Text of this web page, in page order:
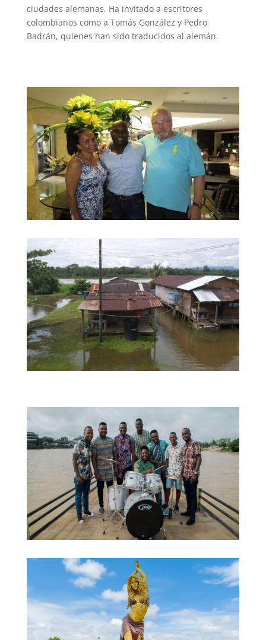
ciudades alemanas. Ha invitado a escritores
colombianos como a Tomás González y Pedro
Badrán, quienes han sido traducidos al alemán.